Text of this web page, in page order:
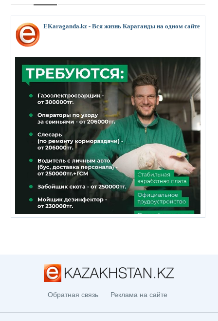
EKaraganda.kz - Вся жизнь Караганды на одном сайте
Обратная связь Реклама на сайте